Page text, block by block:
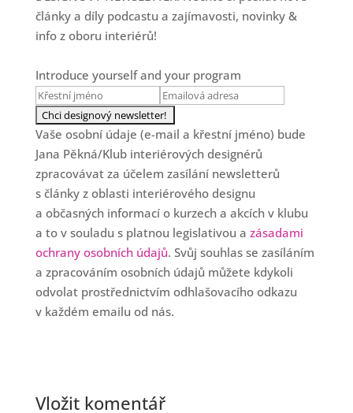
články a díly podcastu a zajímavosti, novinky &
info z oboru interiérů!
Introduce yourself and your program
Vaše osobní údaje (e-mail a křestní jméno) bude
Jana Pěkná/Klub interiérových designérů
zpracovávat za účelem zasílání newsletterů
s články z oblasti interiérového designu
a občasných informací o kurzech a akcích v klubu
a to v souladu s platnou legislativou a zásadami
ochrany osobních údajů. Svůj souhlas se zasíláním
a zpracováním osobních údajů můžete kdykoli
odvolat prostřednictvím odhlašovacího odkazu
v každém emailu od nás.
Vložit komentář